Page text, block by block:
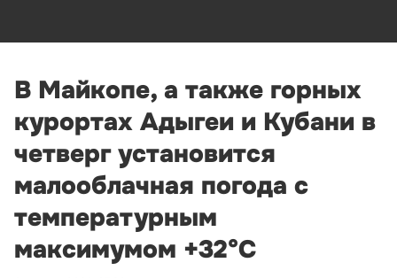
В Майкопе, а также горных
курортах Адыгеи и Кубани в
четверг установится
малооблачная погода с
температурным
максимумом +32°С